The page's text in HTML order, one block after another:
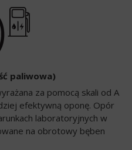
paliwowa)
za pomocą skali od A
efektywną oponę. Opór
laboratoryjnych w
na obrotowy bęben